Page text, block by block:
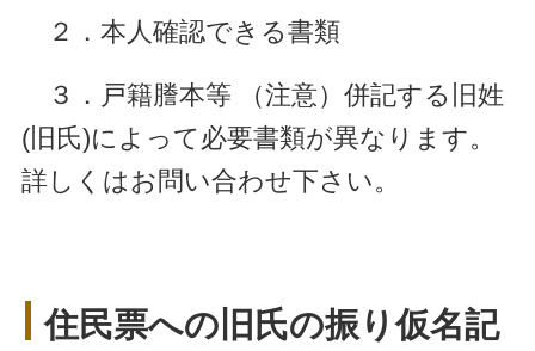
２．本人確認できる書類
３．戸籍謄本等 （注意）併記する旧姓
(旧氏)によって必要書類が異なります。
詳しくはお問い合わせ下さい。
住民票への旧氏の振り仮名記